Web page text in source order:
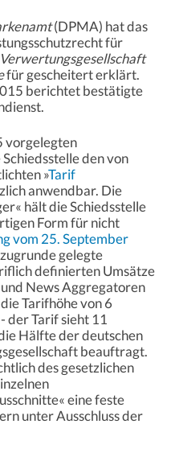
(DPMA) hat das
für
Verwertungsgesellschaft
für gescheitert erklärt.
berichtet bestätigte
vorgelegten
den von
»Tarif
anwendbar. Die
hält die Schiedsstelle
Form für nicht
vom 25. September
zugrunde gelegte
definierten Umsätze
News Aggregatoren
Tarifhöhe von 6
der Tarif sieht 11
Hälfte der deutschen
beauftragt.
des gesetzlichen
eine feste
unter Ausschluss der